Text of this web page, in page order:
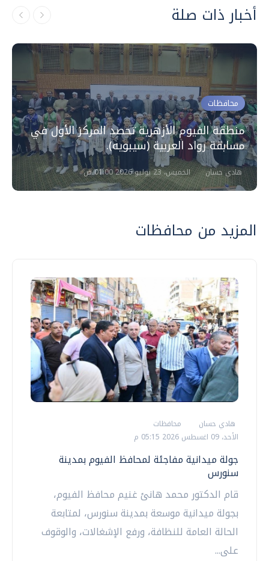
أخبار ذات صلة
محافظات
منطقة الفيوم الأزهرية تحصد المركز الأول في
مسابقة رواد العربية (سيبويه).
هادي حسان الخميس، 23 يوليو 2026 01:00 ص
المزيد من محافظات
هادي حسان
محافظات
الأحد، 09 اغسطس 2026 05:15 م
جولة ميدانية مفاجئة لمحافظ الفيوم بمدينة
سنورس
قام الدكتور محمد هانئ غنيم محافظ الفيوم،
بجولة ميدانية موسعة بمدينة سنورس، لمتابعة
الحالة العامة للنظافة، ورفع الإشغالات، والوقوف
على...